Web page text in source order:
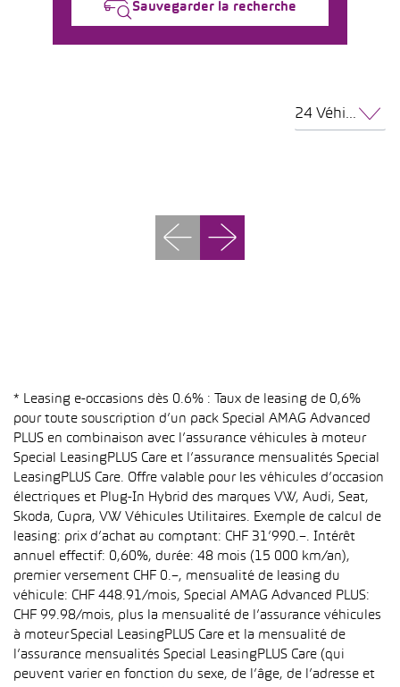
Sauvegarder la recherche
24 Véhicules par page
* Leasing e-occasions dès 0.6% : Taux de leasing de 0,6%
pour toute souscription d’un pack Special AMAG Advanced
PLUS en combinaison avec l’assurance véhicules à moteur
Special LeasingPLUS Care et l’assurance mensualités Special
LeasingPLUS Care. Offre valable pour les véhicules d’occasion
électriques et Plug-In Hybrid des marques VW, Audi, Seat,
Skoda, Cupra, VW Véhicules Utilitaires. Exemple de calcul de
leasing: prix d’achat au comptant: CHF 31’990.–. Intérêt
annuel effectif: 0,60%, durée: 48 mois (15 000 km/an),
premier versement CHF 0.–, mensualité de leasing du
véhicule: CHF 448.91/mois, Special AMAG Advanced PLUS:
CHF 99.98/mois, plus la mensualité de l’assurance véhicules
à moteur Special LeasingPLUS Care et la mensualité de
l’assurance mensualités Special LeasingPLUS Care (qui
peuvent varier en fonction du sexe, de l’âge, de l’adresse et